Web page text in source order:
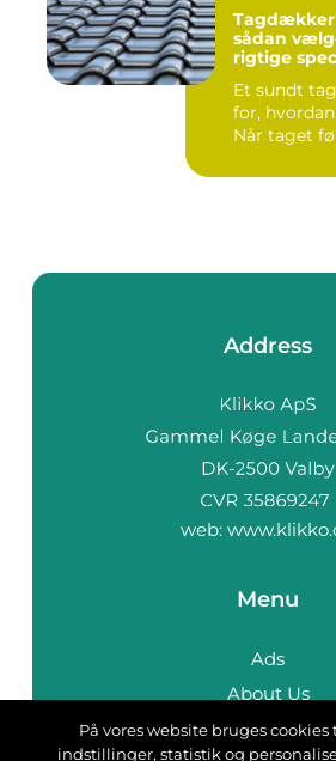
sådan
rigtige
Et sundt
for,
Når taget
Address
web:
Menu
Ads
About Us
Cookies
På vores website bruges
indstillinger, statistik og